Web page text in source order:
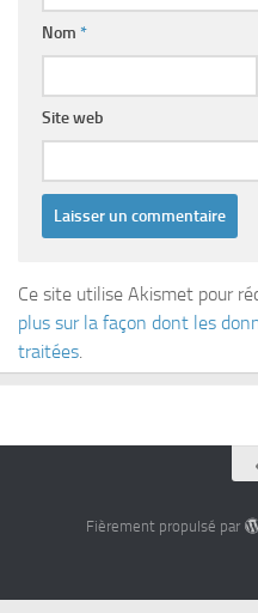
Nom *
Site web
Ce site utilise Akismet pour
plus sur la façon dont les
traitées.
Fièrement propulsé par